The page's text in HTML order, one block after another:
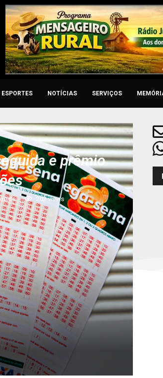
ESPORTES NOTÍCIAS SERVIÇOS
e prêmio
202views